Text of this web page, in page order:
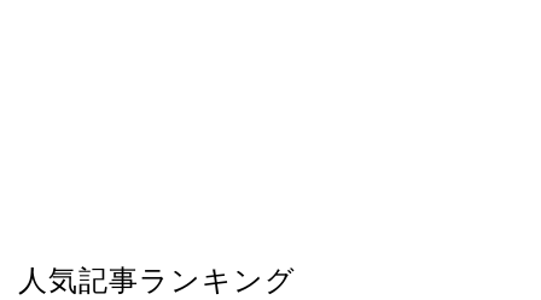
人気記事ランキング